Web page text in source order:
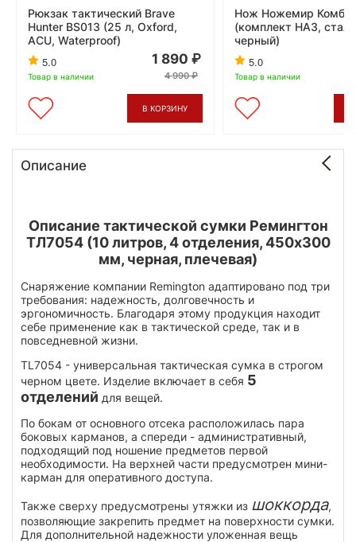
Рюкзак тактический Brave
Hunter BS013 (25 л, Oxford,
ACU, Waterproof)
5.0
Товар в наличии
1 890
4 990
В КОРЗИНУ
Нож Ножемир
(комплект НАЗ,
черный)
5.0
Товар в наличии
Описание
Описание тактической сумки Ремингтон
ТЛ7054 (10 литров, 4 отделения, 450х300
мм, черная, плечевая)
Снаряжение компании Remington адаптировано под три
требования: надежность, долговечность и
эргономичность. Благодаря этому продукция находит
себе применение как в тактической среде, так и в
повседневной жизни.
TL7054 - универсальная тактическая сумка в строгом
черном цвете. Изделие включает в себя 5
отделений для вещей.
По бокам от основного отсека расположилась пара
боковых карманов, а спереди - административный,
подходящий под ношение предметов первой
необходимости. На верхней части предусмотрен мини-
карман для оперативного доступа.
Также сверху предусмотрены утяжки из шоккорда,
позволяющие закрепить предмет на поверхности сумки.
Для дополнительной надежности уложенная вещь